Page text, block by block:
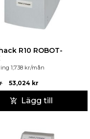
R10 ROBOT-
1,738 kr/mån
53,024 kr
Lägg till